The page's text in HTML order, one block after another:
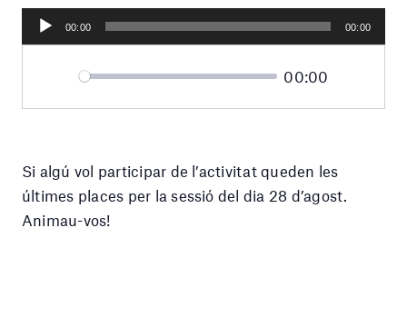
Reproductor
d'àudio
00:00 00:00
Seek
Current
00:00
Mute
Si algú vol participar de l’activitat queden les
últimes places per la sessió del dia 28 d’agost.
Animau-vos!